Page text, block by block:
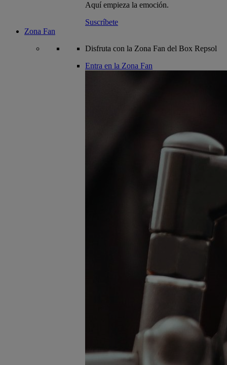
Aquí empieza la emoción.
Suscríbete
Zona Fan
Disfruta con la Zona Fan del Box Repsol
Entra en la Zona Fan